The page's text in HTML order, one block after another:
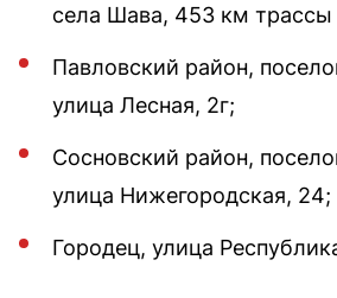
села Шава, 453 км
Павловский район,
улица Лесная, 2г;
Сосновский район,
улица Нижегородская, 24;
Городец, улица